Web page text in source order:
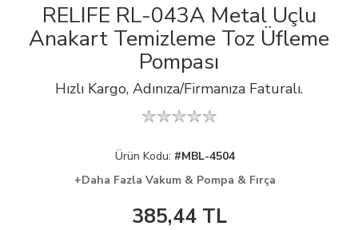
RELIFE RL-043A Metal Uçlu
Anakart Temizleme Toz Üfleme
Pompası
Hızlı Kargo, Adınıza/Firmanıza Faturalı.
Ürün Kodu: #MBL-4504
+Daha Fazla Vakum & Pompa & Fırça
385,44TL